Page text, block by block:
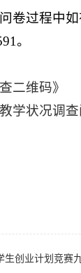
卷过程中
。
二维码》
学状况调查
生创业计划竞赛